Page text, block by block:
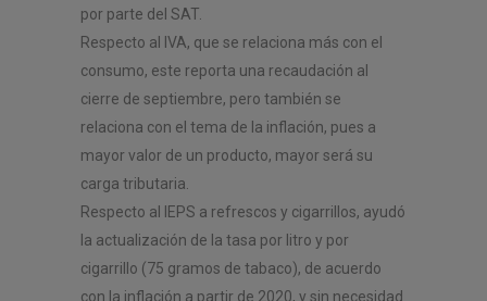
por parte del SAT.
Respecto al IVA, que se relaciona más con el
consumo, este reporta una recaudación al
cierre de septiembre, pero también se
relaciona con el tema de la inflación, pues a
mayor valor de un producto, mayor será su
carga tributaria.
Respecto al IEPS a refrescos y cigarrillos, ayudó
la actualización de la tasa por litro y por
cigarrillo (75 gramos de tabaco), de acuerdo
con la inflación a partir de 2020, y sin necesidad